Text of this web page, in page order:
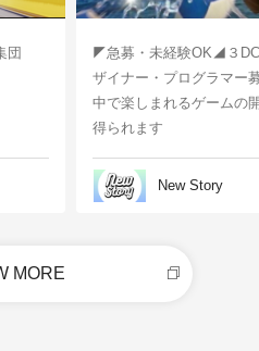
団
◤急募・未経験OK◢３
ザイナー・プログラマー
中で楽しまれるゲームの
得られます
New Story
MORE